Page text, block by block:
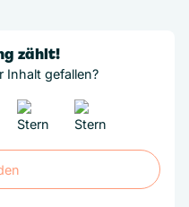
zählt!
Inhalt gefallen?